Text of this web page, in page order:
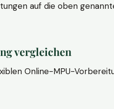
auf die oben
vergleichen
Online-MPU-